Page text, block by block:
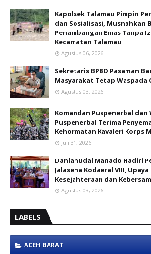
Kapolsek Talamau Pimpin
dan Sosialisasi, Musnahkan
Penambangan Emas Tanpa
Kecamatan Talamau
Agustus 06, 2026
Sekretaris BPBD Pasaman
Masyarakat Tetap Waspada
Agustus 03, 2026
Komandan Puspenerbal dan
Puspenerbal Terima
Kehormatan Kavaleri Korps
Juli 31, 2026
Danlanudal Manado Hadiri
Jalasena Kodaeral VIII,
Kesejahteraan dan
Agustus 03, 2026
LABELS
ACEH BARAT